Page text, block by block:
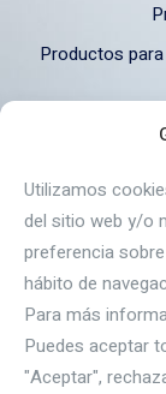
Utilizamos
del sitio web y/o
preferencia
hábito de
Para más
Puedes aceptar
"Aceptar",
Productos
Autovía
09195